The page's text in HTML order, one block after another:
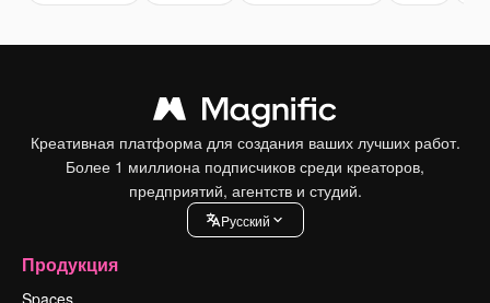
Креативная платформа для создания ваших лучших работ.
Более 1 миллиона подписчиков среди креаторов,
предприятий, агентств и студий.
Pусский
Продукция